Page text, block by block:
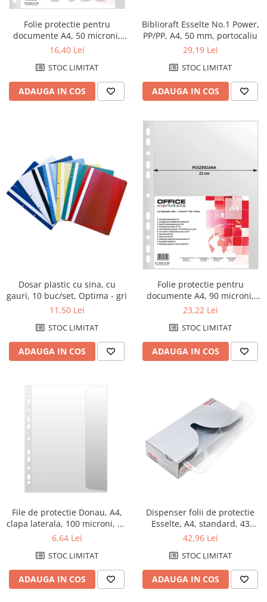
Folie protectie pentru
documente A4, 50 microni,
100folii/set, Office Products -
16,40 Lei
STOC LIMITAT
ADAUGA IN COS
Biblioraft Esselte No.1 Power,
PP/PP, A4, 50 mm, portocaliu
29,19 Lei
STOC LIMITAT
ADAUGA IN COS
Dosar plastic cu sina, cu
gauri, 10 buc/set, Optima - gri
11,50 Lei
STOC LIMITAT
ADAUGA IN COS
Folie protectie pentru
documente A4, 90 microni,
50/set, Office Products Maxi -
23,22 Lei
STOC LIMITAT
ADAUGA IN COS
File de protectie Donau, A4,
clapa laterala, 100 microni, 10
bucati/set
6,64 Lei
STOC LIMITAT
ADAUGA IN COS
Dispenser folii de protectie
Esselte, A4, standard, 43
42,96 Lei
STOC LIMITAT
ADAUGA IN COS